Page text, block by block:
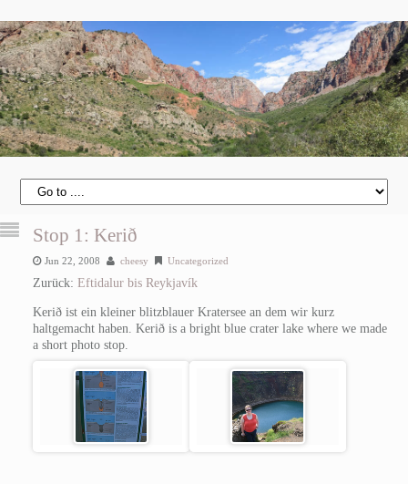
Stop 1: Kerið
Jun 22, 2008 cheesy Uncategorized
Zurück: Eftidalur bis Reykjavík
Kerið ist ein kleiner blitzblauer Kratersee an dem wir kurz
haltgemacht haben. Kerið is a bright blue crater lake where we made
a short photo stop.